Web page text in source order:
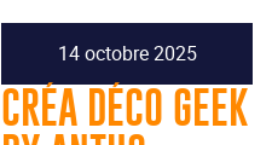
14 octobre 2025
CRÉA DÉCO GEEK